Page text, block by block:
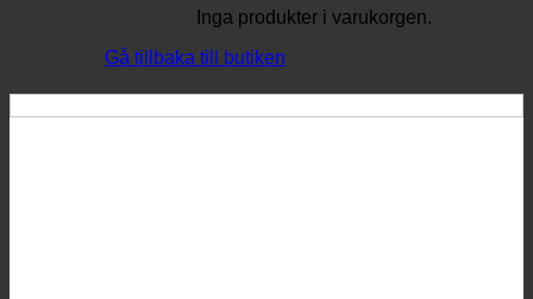
Inga produkter i varukorgen.
Gå tillbaka till butiken